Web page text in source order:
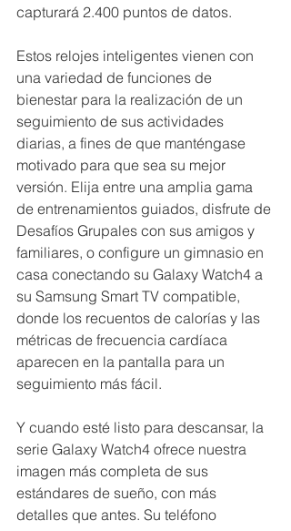
capturará 2.400 puntos de datos.
Estos relojes inteligentes vienen con
una variedad de funciones de
bienestar para la realización de un
seguimiento de sus actividades
diarias, a fines de que manténgase
motivado para que sea su mejor
versión. Elija entre una amplia gama
de entrenamientos guiados, disfrute de
Desafíos Grupales con sus amigos y
familiares, o configure un gimnasio en
casa conectando su Galaxy Watch4 a
su Samsung Smart TV compatible,
donde los recuentos de calorías y las
métricas de frecuencia cardíaca
aparecen en la pantalla para un
seguimiento más fácil.
Y cuando esté listo para descansar, la
serie Galaxy Watch4 ofrece nuestra
imagen más completa de sus
estándares de sueño, con más
detalles que antes. Su teléfono